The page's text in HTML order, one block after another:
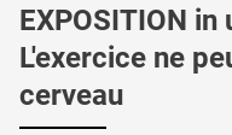
EXPOSITION in
L'exercice ne
cerveau